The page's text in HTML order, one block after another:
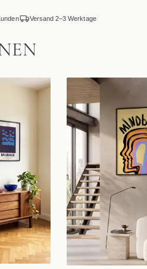
Versand 2–3 Werktage